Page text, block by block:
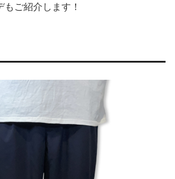
ご紹介します！